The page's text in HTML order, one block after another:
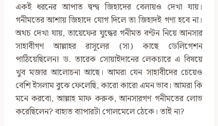
একই ধরনের আপাত দ্বন্দ্ব জিহাদের বেলায়ও দেখা যায়।
গনীমতের আশায় জিহাদে যোগ দিলে তা জিহাদই গণ্য হবে না।
অথচ দেখা যায়, তায়েফের যুদ্ধের গনীমত বণ্টন নিয়ে আনসার
সাহাবীগণ আল্লাহর রাসূলের (সা) কাছে ডেলিগেশন
পাঠিয়েছিলেন! ড. তারেক সোয়াইদানের লেকচারে এ বিষয়ে
খুব মজার আলোচনা আছে। আমরা যেন সাহাবীদের চেয়েও
বেশি ইসলাম বুঝে ফেলেছি, কারো কারো এমন ভাব। আমরা কি
মনে করবো, আল্লাহ মাফ করুক, আনসারগণ গনীমতের লোভ
করেছিলেন? বাহ্যত ব্যাপারটা গোলমেলে ঠেকে। তাই না?